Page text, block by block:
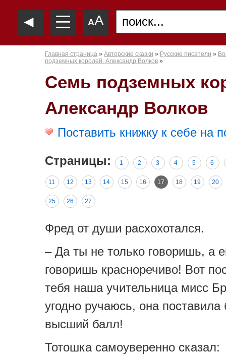
◄ —
—
— AA
Главная страница » Авторские сказки » Русские писатели »
подземных королей. Александр Волков »
Семь подземных
Александр Волков
Поставить книжку к себе на
Страницы: 1 2 3 4 5 6
11 12 13 14 15 16 17 18 19 20
25 26 27
Фред от души расхохотался.
– Да ты не только говоришь, а
говоришь красноречиво! Вот
тебя наша учительница мисс
угодно ручаюсь, она
высший балл!
Тотошка самоуверенно сказал: